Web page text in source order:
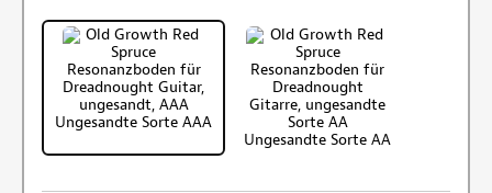
Ungesandte Sorte AAA
Ungesandte Sorte AA